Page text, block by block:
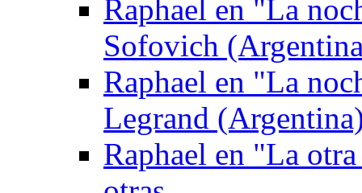
Raphael en "La
Sofovich
Raphael en "La
Legrand
Raphael en "La